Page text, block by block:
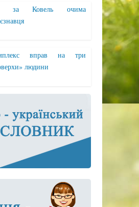
за Ковель очима
вправ на три
людини